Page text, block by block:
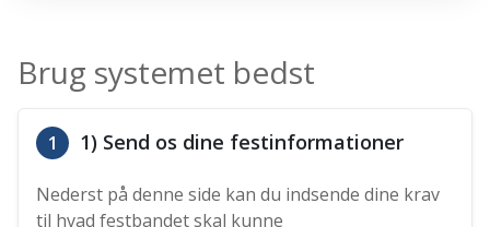
Brug systemet bedst
1 1) Send os dine festinformationer
Nederst på denne side kan du indsende dine krav
til hvad festbandet skal kunne